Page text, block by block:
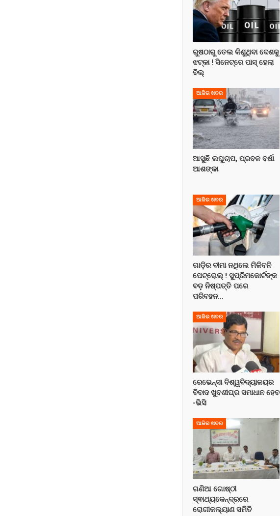
ରୁଷଠାରୁ ତେଲ କିଣୁଥିବା ଦେଶକୁ
ଝଟ୍‌କା ! ସିନେଟ୍‌ରେ ପାସ୍ ହେଲା
ବିଲ୍
ଆଜିର ଖବର
ଆସୁଛି ଲଘୁଚାପ, ପ୍ରବଳ ବର୍ଷା
ଆଶଙ୍କା
ଆଜିର ଖବର
ଗାଡ଼ିର ବୀମା ନଥିଲେ ମିଳିବନି
ପେଟ୍ରୋଲ୍ ! ସୁପ୍ରିମକୋର୍ଟଙ୍କ
ବଡ଼ ନିଷ୍ପତ୍ତି ପରେ
ପରିବହନ…
ଆଜିର ଖବର
ରେଭେନ୍ସା ବିଶ୍ୱବିଦ୍ୟାଳୟର
ବିବାଦ ଖୁବଶୀଘ୍ର ସମାଧାନ ହେବ
-ଭିସି
ଆଜିର ଖବର
ଗଣିଆ ଗୋଷ୍ଠୀ
ସ୍ଵାଥ୍ୟକେନ୍ଦ୍ରରେ
ରୋଗୀକଲ୍ୟାଣ ସମିତି